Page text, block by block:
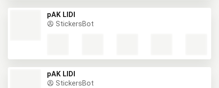
pAK LIDI
StickersBot
pAK LIDI
StickersBot